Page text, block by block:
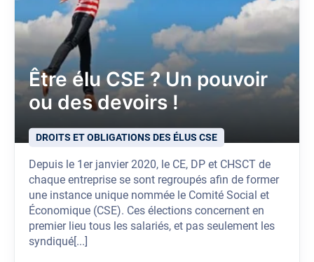
Être élu CSE ? Un pouvoir
ou des devoirs !
DROITS ET OBLIGATIONS DES ÉLUS CSE
Depuis le 1er janvier 2020, le CE, DP et CHSCT de
chaque entreprise se sont regroupés afin de former
une instance unique nommée le Comité Social et
Économique (CSE). Ces élections concernent en
premier lieu tous les salariés, et pas seulement les
syndiqué[...]